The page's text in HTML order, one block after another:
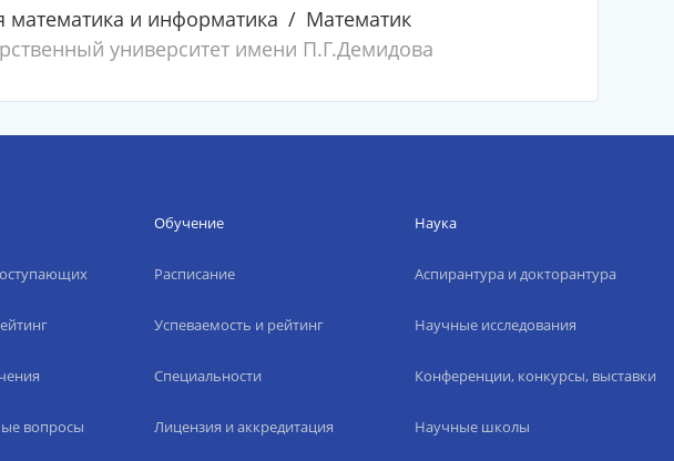
математика и информатика
Математик
университет имени П.Г.Демидова
вопросы
Обучение
Расписание
Успеваемость и рейтинг
Специальности
Лицензия и аккредитация
Наука
Аспирантура и докторантура
Научные исследования
Конференции, конкурсы, выставки
Научные школы